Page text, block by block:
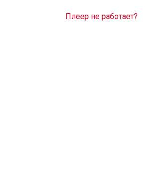
Плеер не работает?